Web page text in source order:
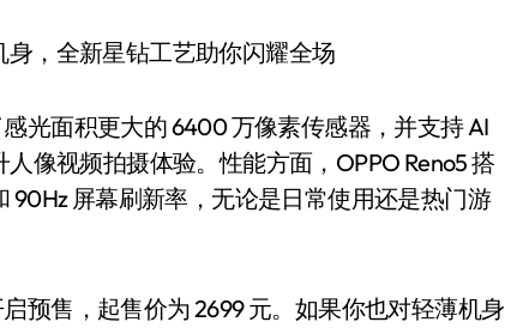
光面积更大的 6400 万像素传感器，并支持 AI
像视频拍摄体验。性能方面，OPPO Reno5 搭
90Hz 屏幕刷新率，无论是日常使用还是热门游
预售，起售价为 2699 元。如果你也对轻薄机身